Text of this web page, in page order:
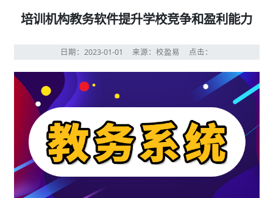
培训机构教务软件提升学校竞争和盈利能力
日期：2023-01-01 来源：校盈易 点击：